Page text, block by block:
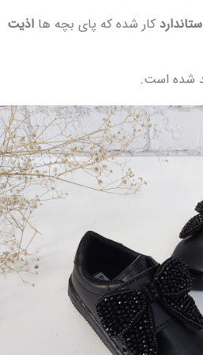
کار شده که پای بچه ها اذیت
شده است.